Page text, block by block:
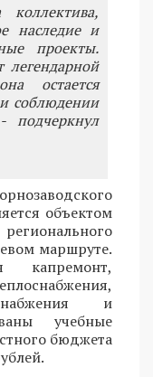
наследие и
проекты.
легендарной
остается
соблюдении
подчеркнул
объектом
маршруте.
капремонт,
и
учебные
бюджета